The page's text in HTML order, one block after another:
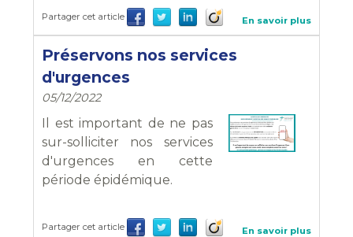
Partager cet article En savoir plus
Préservons nos services
d'urgences
05/12/2022
Il est important de ne pas
sur-solliciter nos services
d'urgences en cette
période épidémique.
Partager cet article En savoir plus